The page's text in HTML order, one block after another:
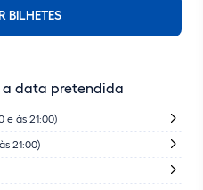
BILHETES
a data pretendida
e às 21:00)
21:00)